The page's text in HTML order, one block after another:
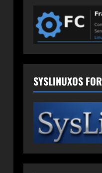
SYSLINUXOS